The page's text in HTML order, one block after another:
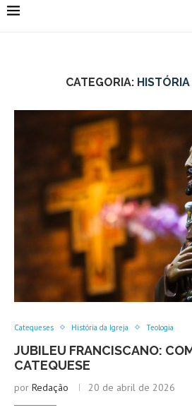
CATEGORIA:
Catequeses História da Igreja Teologia
JUBILEU FRANCISCANO:
CATEQUESE
por Redação 20 de abril de 2026